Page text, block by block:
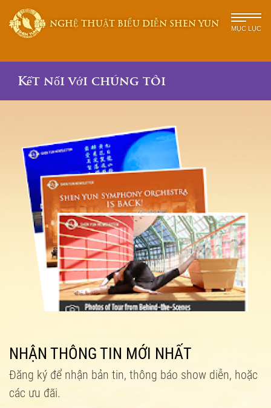
NGHỆ THUẬT BIỂU DIỄN SHEN YUN MỤC LỤC
Kết nối với chúng tôi
NHẬN THÔNG TIN MỚI NHẤT
Đăng ký để nhận bản tin, thông báo show diễn, hoặc
các ưu đãi.